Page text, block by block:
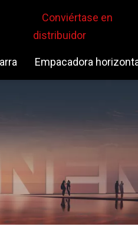
Conviértase en
distribuidor
Empacadora